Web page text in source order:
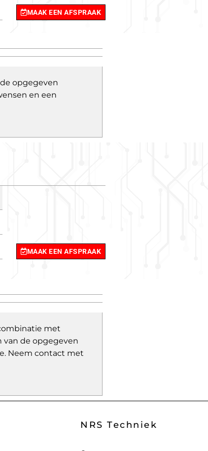
MAAK EEN AFSPRAAK
opgegeven
en een
MAAK EEN AFSPRAAK
met
van de opgegeven
Neem contact met
NRS Techniek